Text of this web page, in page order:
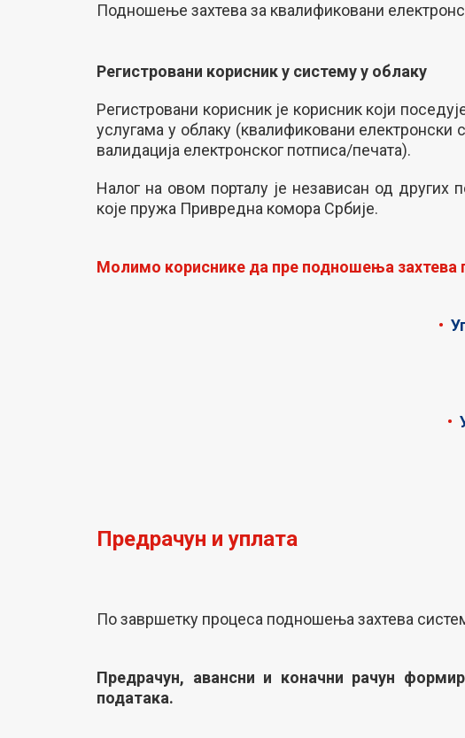
Подношење захтева за квалификовани
Регистровани корисник у систему у облаку
Регистровани корисник је корисник који
услугама у облаку (квалификовани
валидација електронског потписа/печата).
Налог на овом порталу је независан од
које пружа Привредна комора Србије.
Молимо кориснике да пре подношења захтева
•
•
Предрачун и уплата
По завршетку процеса подношења захтева
Предрачун, авансни и коначни рачун
података.